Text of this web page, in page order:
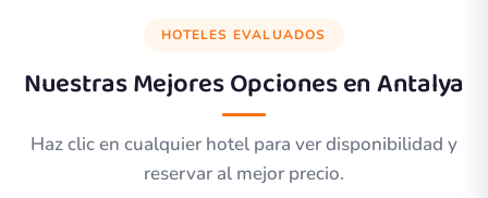
HOTELES EVALUADOS
Nuestras Mejores Opciones enAntalya
Haz clic en cualquier hotel para ver disponibilidad y
reservar al mejor precio.